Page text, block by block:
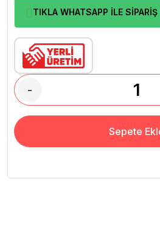
TIKLA WHATSAPP İLE SİPARİŞ
-
Sepete